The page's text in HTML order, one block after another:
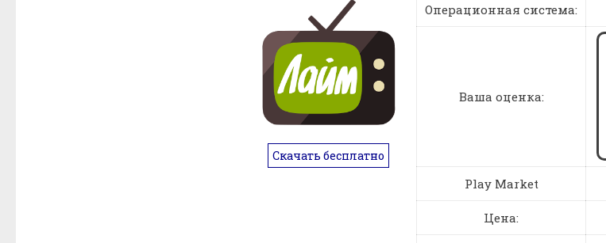
Скачать бесплатно
Операционная система:
Ваша оценка:
Play Market
Цена: